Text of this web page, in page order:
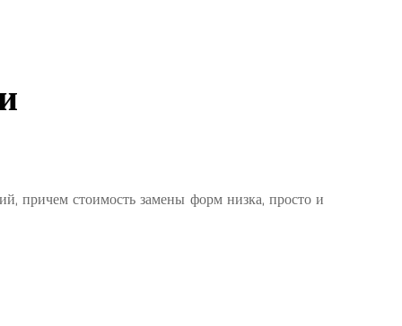
причем стоимость замены форм низка, просто и